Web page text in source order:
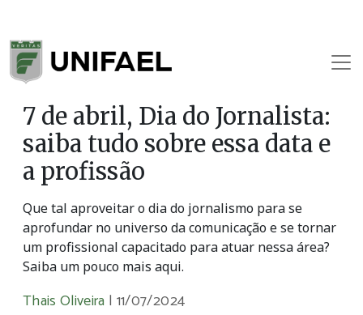
7 de abril, Dia do Jornalista:
saiba tudo sobre essa data e
a profissão
Que tal aproveitar o dia do jornalismo para se
aprofundar no universo da comunicação e se tornar
um profissional capacitado para atuar nessa área?
Saiba um pouco mais aqui.
Thais Oliveira | 11/07/2024